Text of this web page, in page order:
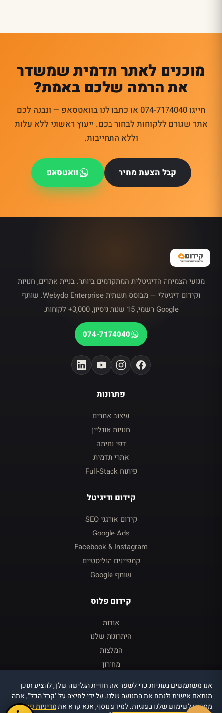
מוכנים לאתר תדמית שמשדר
את הרמה שלכם באמת?
חייגו 074-7174040 או כתבו לנו בוואטסאפ — ונבנה לכם
אתר שגורם ללקוחות לבחור בכם. ייעוץ ראשוני ללא עלות
וללא התחייבות.
קבל הצעת מחיר וואטסאפ
מנועי הצמיחה הדיגיטלית המתקדמים ביותר. בניית אתרים, חנויות
וקידום דיגיטלי — מבוסס תשתית Webydo Enterprise. שותף
Google רשמי, 15 שנות ניסיון, 3,000+ לקוחות.
074-7174040
פתרונות
עיצוב אתרים
חנויות אונליין
דפי נחיתה
אתרי תדמית
פיתוח Full-Stack
קידום ודיגיטל
קידום אורגני SEO
Google Ads
Facebook & Instagram
קמפיינים הוליסטיים
שותף Google
קידום פלוס
אודות
היתרונות שלנו
המלצות
מחירון
כניסה ללקוחות
אנו משתמשים בעוגיות כדי לשפר את חוויית הגלישה שלך, להציע תוכן
מותאם אישית ולנתח את התנועה שלנו. על ידי לחיצה על "קבל הכל", אתה
מסכים לשימוש שלנו בעוגיות. למידע נוסף, אנא קרא אתמדיניות פרטיות.